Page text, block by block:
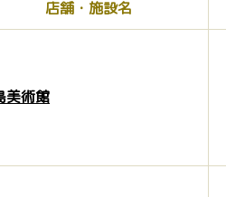
店舗・施設名
美術館